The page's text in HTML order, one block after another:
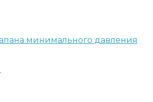
минимального давления